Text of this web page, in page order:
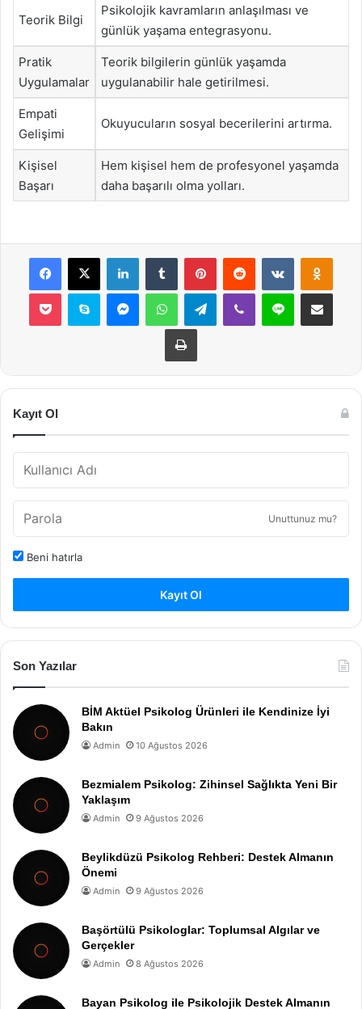
Teorik Bilgi
Psikolojik kavramların anlaşılması ve
günlük yaşama entegrasyonu.
Pratik
Uygulamalar
Teorik bilgilerin günlük yaşamda
uygulanabilir hale getirilmesi.
Empati
Gelişimi
Okuyucuların sosyal becerilerini artırma.
Kişisel
Başarı
Hem kişisel hem de profesyonel yaşamda
daha başarılı olma yolları.
Facebook
X LinkedInTumblr PinterestReddit VKontakte
Pocket Skype MessengerWhatsAppTelegramViber Line E-Posta ile
Yazdır
Kayıt Ol
Unuttunuz mu?
Beni hatırla
Kayıt Ol
Son Yazılar
BİM Aktüel Psikolog Ürünleri ile Kendinize İyi
Bakın
Admin 10 Ağustos 2026
Bezmialem Psikolog: Zihinsel Sağlıkta Yeni Bir
Yaklaşım
Admin 9 Ağustos 2026
Beylikdüzü Psikolog Rehberi: Destek Almanın
Önemi
Admin 9 Ağustos 2026
Başörtülü Psikologlar: Toplumsal Algılar ve
Gerçekler
Admin 8 Ağustos 2026
Bayan Psikolog ile Psikolojik Destek Almanın